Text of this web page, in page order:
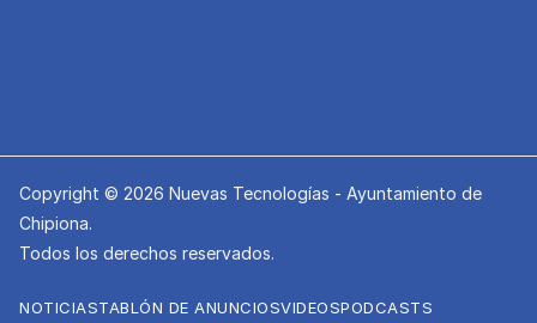
Copyright © 2026 Nuevas Tecnologías - Ayuntamiento de
Chipiona.
Todos los derechos reservados.
NOTICIASTABLÓN DE ANUNCIOSVIDEOSPODCASTS